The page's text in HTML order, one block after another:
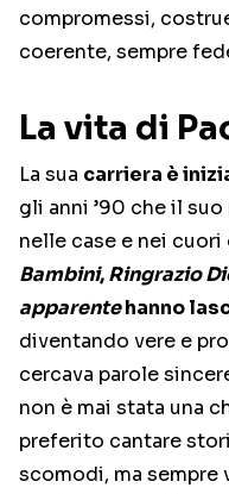
compromessi,
coerente, sempre
La vita di
La sua carriera è
gli anni ’90 che il
nelle case e nei
Bambini,Ringrazio
apparentehanno
diventando vere e
cercava parole
non è mai stata una
preferito cantare
scomodi, ma sempre